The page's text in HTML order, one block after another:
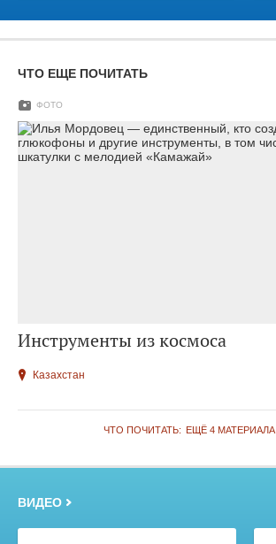
ЧТО ЕЩЕ ПОЧИТАТЬ
Инструменты из космоса
ФОТО
Казахстан
ЧТО ПОЧИТАТЬ: ЕЩЁ 4 МАТЕРИАЛА
ВИДЕО